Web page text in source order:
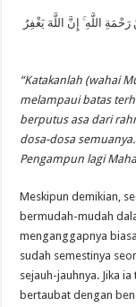
اللَّهِ ۚ إِنَّ اللَّهَ يَغْفِرُ
“Katakanlah (wahai
melampaui batas
berputus asa dari
dosa-dosa
Pengampun lagi
Meskipun demikian,
bermudah-mudah
menganggapnya
sudah semestinya
sejauh-jauhnya. Jika
bertaubat dengan